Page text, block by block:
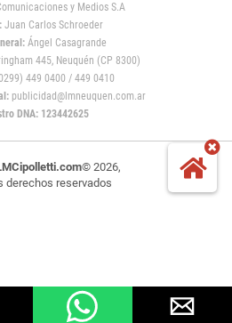
y Medios S.A
Juan Carlos Schroeder
Ángel Casagrande
445, Neuquén (CP 8300)
449 0400 / 449 0410
publicidad@lmneuquen.com.ar
DNA: 123442625
© 2026,
derechos reservados